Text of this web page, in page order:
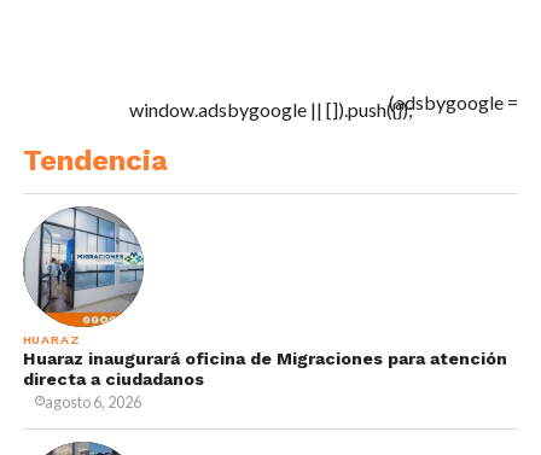
(adsbygoogle =
window.adsbygoogle || []).push({});
Tendencia
HUARAZ
Huaraz inaugurará oficina de Migraciones para atención
directa a ciudadanos
agosto 6, 2026